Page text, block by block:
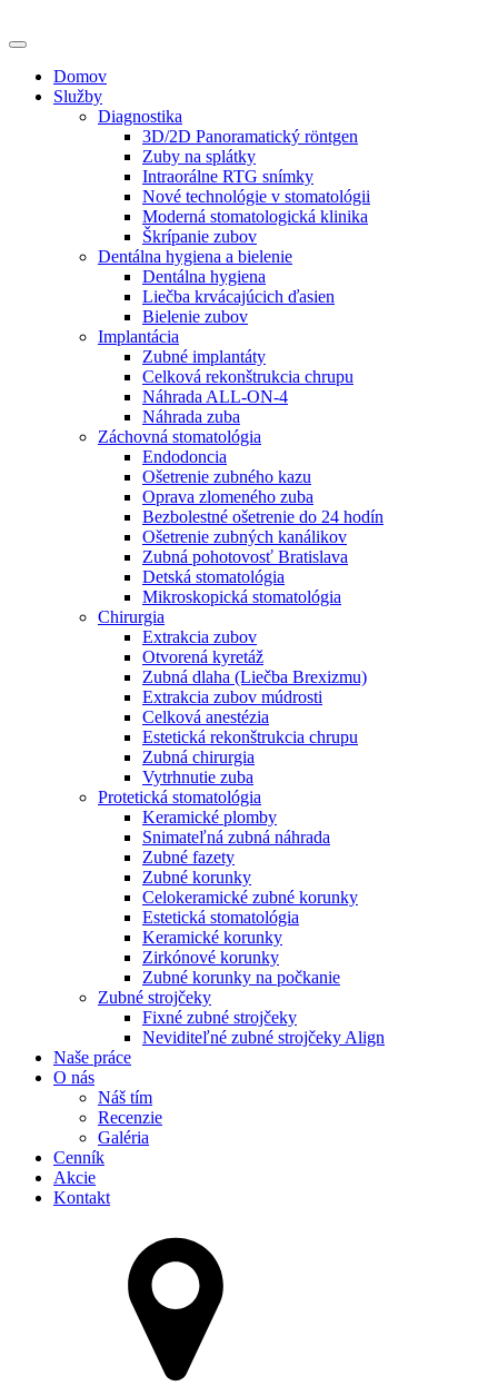
Domov
Služby
Diagnostika
3D/2D Panoramatický röntgen
Zuby na splátky
Intraorálne RTG snímky
Nové technológie v stomatológii
Moderná stomatologická klinika
Škrípanie zubov
Dentálna hygiena a bielenie
Dentálna hygiena
Liečba krvácajúcich ďasien
Bielenie zubov
Implantácia
Zubné implantáty
Celková rekonštrukcia chrupu
Náhrada ALL-ON-4
Náhrada zuba
Záchovná stomatológia
Endodoncia
Ošetrenie zubného kazu
Oprava zlomeného zuba
Bezbolestné ošetrenie do 24 hodín
Ošetrenie zubných kanálikov
Zubná pohotovosť Bratislava
Detská stomatológia
Mikroskopická stomatológia
Chirurgia
Extrakcia zubov
Otvorená kyretáž
Zubná dlaha (Liečba Brexizmu)
Extrakcia zubov múdrosti
Celková anestézia
Estetická rekonštrukcia chrupu
Zubná chirurgia
Vytrhnutie zuba
Protetická stomatológia
Keramické plomby
Snimateľná zubná náhrada
Zubné fazety
Zubné korunky
Celokeramické zubné korunky
Estetická stomatológia
Keramické korunky
Zirkónové korunky
Zubné korunky na počkanie
Zubné strojčeky
Fixné zubné strojčeky
Neviditeľné zubné strojčeky Align
Naše práce
O nás
Náš tím
Recenzie
Galéria
Cenník
Akcie
Kontakt